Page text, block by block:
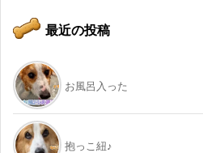
最近の投稿
お風呂入った
抱っこ紐♪